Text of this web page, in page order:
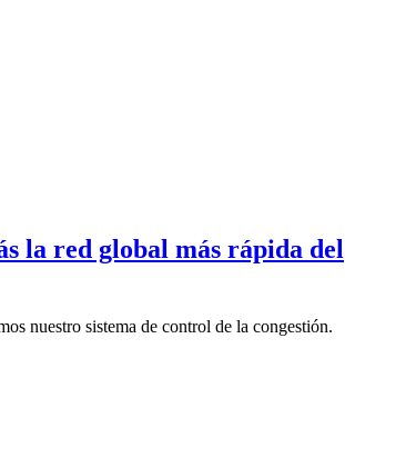
la red global más rápida del
nuestro sistema de control de la congestión.